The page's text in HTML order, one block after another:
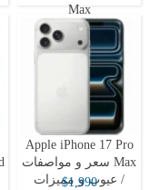
Max
Apple iPhone 17 Pro
Max سعر و مواصفات
/ عيوب و مميزات
$1,990